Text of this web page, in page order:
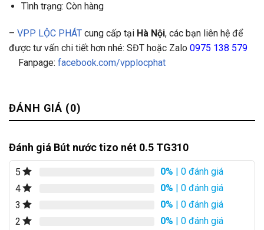
Tình trạng: Còn hàng
– VPP LỘC PHÁT cung cấp tại Hà Nội, các bạn liên hệ để
được tư vấn chi tiết hơn nhé: SĐT hoặc Zalo 0975 138 579
Fanpage: facebook.com/vpplocphat
ĐÁNH GIÁ (0)
Đánh giá Bút nước tizo nét 0.5 TG310
5 0% | 0 đánh giá
4
0% | 0 đánh giá
3
0% | 0 đánh giá
2
0% | 0 đánh giá